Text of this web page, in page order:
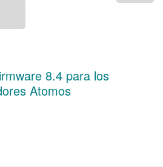
8.4 para los
Atomos